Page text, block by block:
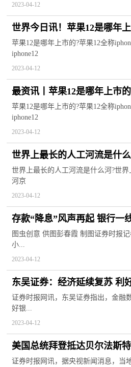
2023-04-12
世界今日讯！苹果12是哪年
原装多少钱？
苹果12是哪年上市的?苹果12全称
iphone12
2023-04-12
最资讯丨苹果12是哪年上市
贵吗？
苹果12是哪年上市的?苹果12全称
iphone12
2023-04-12
世界上最长的人工河流是什
别是哪些河？
世界上最长的人工河流是什么河?世
河京
2023-04-12
存款“降息”风声再起 银行一
机 焦点快报
图虫创意 供图彭春霞 制图证券时报
小...
2023-04-12
东吴证券：经济延续复苏 利
证券时报网讯，东吴证券指出，金融
好银...
2023-04-12
美国总统拜登抵达贝尔法斯
讯
证券时报网讯，据央视新闻消息，当